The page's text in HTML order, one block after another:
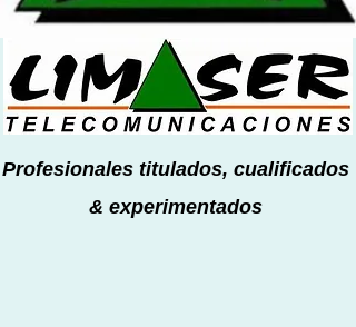
Profesionales titulados, cualificados
& experimentados